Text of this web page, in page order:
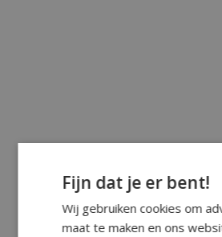
Fijn dat je er bent!
Wij gebruiken cookies om
maat te maken en ons